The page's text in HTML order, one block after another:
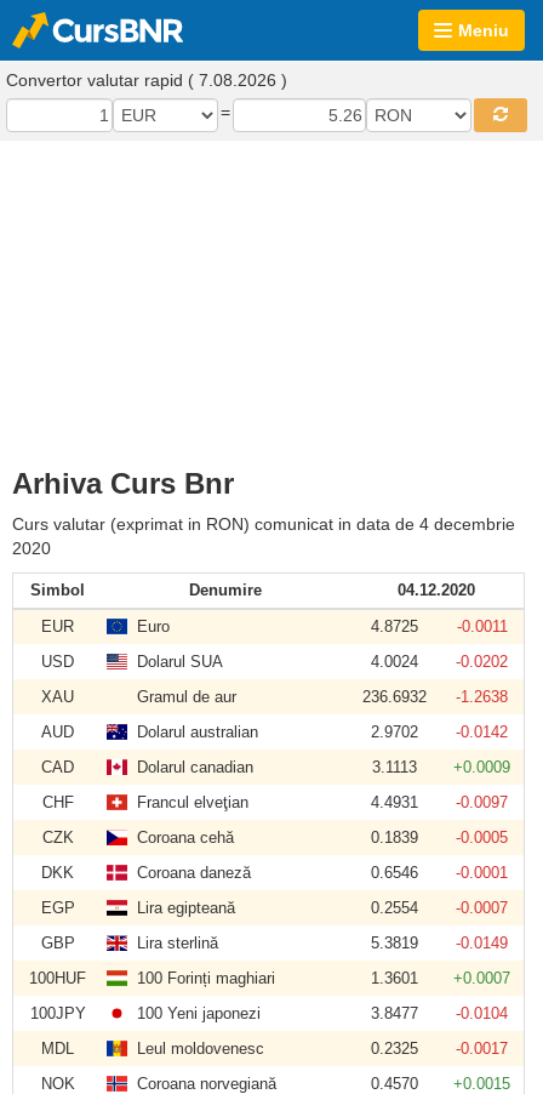
Meniu
Convertor valutar rapid ( 7.08.2026 )
=
Arhiva Curs Bnr
Curs valutar (exprimat in RON) comunicat in data de 4 decembrie
2020
Simbol Denumire
04.12.2020
EUR
Euro 4.8725
-0.0011
USD
Dolarul SUA 4.0024
-0.0202
XAU
Gramul de aur 236.6932
-1.2638
AUD
Dolarul australian 2.9702
-0.0142
CAD
Dolarul canadian 3.1113
+0.0009
CHF
Francul elveţian 4.4931
-0.0097
CZK
Coroana cehă 0.1839
-0.0005
DKK
Coroana daneză 0.6546
-0.0001
EGP
Lira egipteană 0.2554
-0.0007
GBP
Lira sterlină 5.3819
-0.0149
100HUF
100 Forinți maghiari 1.3601
+0.0007
100JPY
100 Yeni japonezi 3.8477
-0.0104
MDL
Leul moldovenesc 0.2325
-0.0017
NOK
Coroana norvegiană 0.4570
+0.0015